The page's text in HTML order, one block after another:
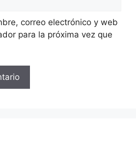
correo electrónico y web
para la próxima vez que